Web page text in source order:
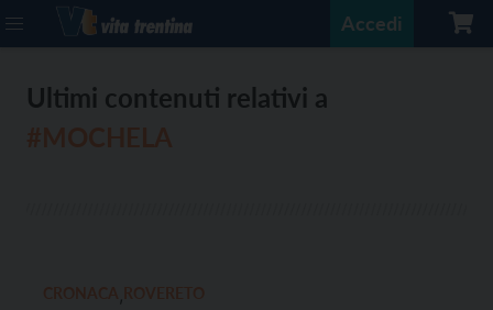
Accedi
Ultimi contenuti relativi a
,